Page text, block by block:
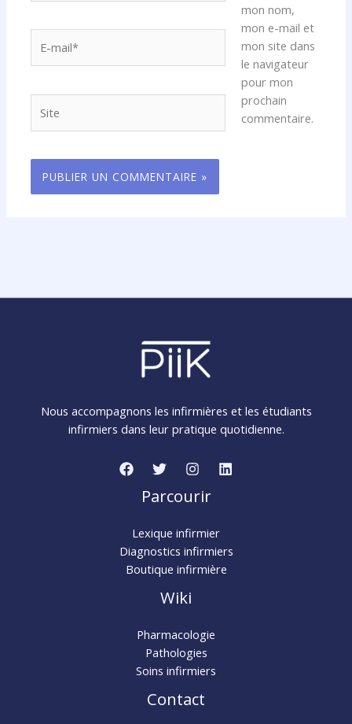
mail*
mon nom,
mon e-mail et
mon site dans
le navigateur
pour mon
prochain
commentaire.
Nous accompagnons les infirmières et les étudiants
infirmiers dans leur pratique quotidienne.
Parcourir
Lexique infirmier
Diagnostics infirmiers
Boutique infirmière
Wiki
Pharmacologie
Pathologies
Soins infirmiers
Contact